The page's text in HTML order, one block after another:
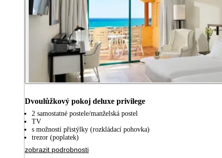
Dvoulůžkový pokoj deluxe privilege
2 samostatné postele/manželská postel
TV
s možností přistýlky (rozkládací pohovka)
trezor (poplatek)
zobrazit podrobnosti